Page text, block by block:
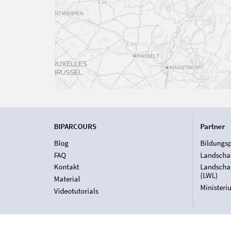
BIPARCOURS
Blog
FAQ
Kontakt
Material
Videotutorials
Partner
(LWL)